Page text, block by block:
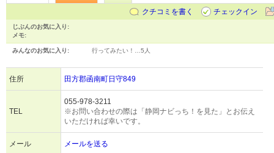
クチコミを書く
チェックイン
じぶんのお気に入り:
メモ:
みんなのお気に入り: 行ってみたい！… 5人
住所 田方郡函南町日守849
TEL
055-978-3211
※お問い合わせの際は「静岡ナビっち！を見た」とお伝え
いただければ幸いです。
メール メールを送る